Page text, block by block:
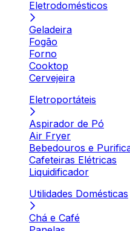
Eletrodomésticos
Geladeira
Fogão
Forno
Cooktop
Cervejeira
Eletroportáteis
Aspirador de Pó
Air Fryer
Bebedouros e
Cafeteiras Elétricas
Liquidificador
Utilidades Domésticas
Chá e Café